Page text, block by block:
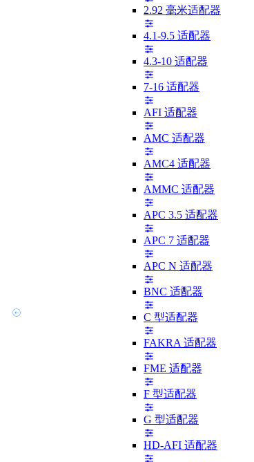
2.92 毫米适配器
4.1-9.5 适配器
4.3-10 适配器
7-16 适配器
AFI 适配器
AMC 适配器
AMC4 适配器
AMMC 适配器
APC 3.5 适配器
APC 7 适配器
APC N 适配器
BNC 适配器
C 型适配器
FAKRA 适配器
FME 适配器
F 型适配器
G 型适配器
HD-AFI 适配器